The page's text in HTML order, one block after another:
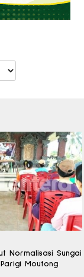
Normalisasi Sungai
Moutong